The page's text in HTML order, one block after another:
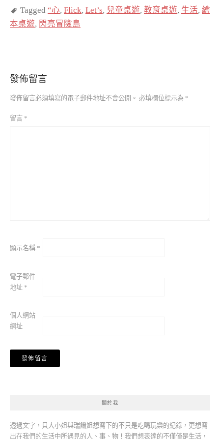
Tagged “心, Flick, Let’s, 兒童桌遊, 教育桌遊, 生活, 繪
本桌遊, 閃亮冒險島
發佈留言
發佈留言必須填寫的電子郵件地址不會公開。 必填欄位標示為 *
留言 *
顯示名稱 *
電子郵件
地址 *
個人網站
網址
關於我
透過文字，貝大小姐與瑞餚姐想寫下的不只是吃喝玩樂的紀錄，更想寫
出在我們的生活中所遇見的人、事、物！我們想表達的不僅僅是生活，